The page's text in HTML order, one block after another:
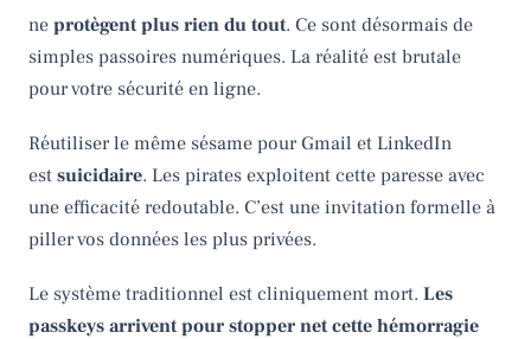
ne protègent plus rien du tout. Ce sont désormais de
simples passoires numériques. La réalité est brutale
pour votre sécurité en ligne.
Réutiliser le même sésame pour Gmail et LinkedIn
est suicidaire. Les pirates exploitent cette paresse avec
une efficacité redoutable. C’est une invitation formelle à
piller vos données les plus privées.
Le système traditionnel est cliniquement mort. Les
passkeys arrivent pour stopper net cette hémorragie